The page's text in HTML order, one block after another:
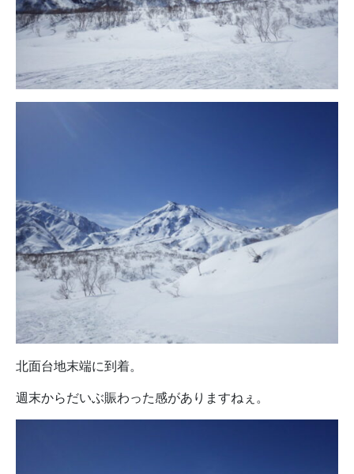
北面台地末端に到着。
週末からだいぶ賑わった感がありますねぇ。